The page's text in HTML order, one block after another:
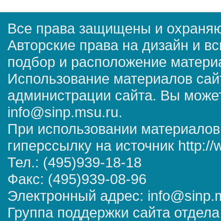
Все права защищены и
Авторские права на дизайн и
подбор и расположение
Использование материалов
администрации сайта. Вы
info@sinp.msu.ru.
При использовании
гиперссылку на источник
Тел.: (495)939-18-18
Факс: (495)939-08-96
Электронный адрес:
Группа поддержки сайта